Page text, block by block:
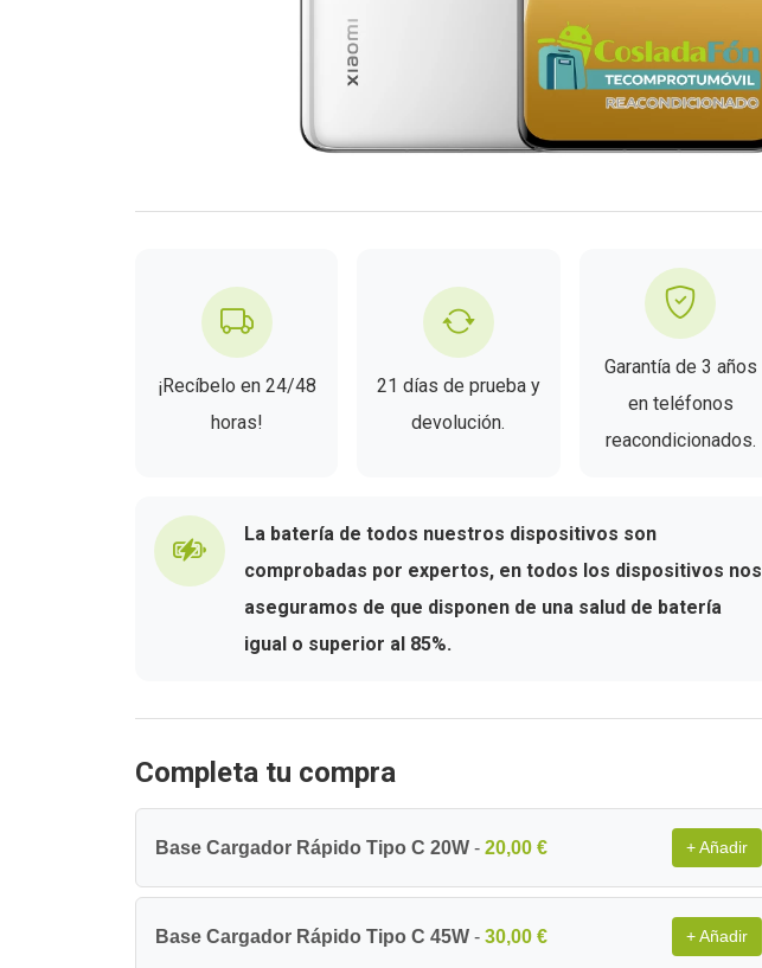
¡Recíbelo en 24/48
horas!
21 días de prueba y
devolución.
Garantía de 3 años
en teléfonos
reacondicionados.
La batería de todos nuestros dispositivos son
comprobadas por expertos, en todos los dispositivos nos
aseguramos de que disponen de una salud de batería
igual o superior al 85%.
Completa tu compra
Base Cargador Rápido Tipo C 20W - 20,00 € + Añadir
Base Cargador Rápido Tipo C 45W - 30,00 € + Añadir